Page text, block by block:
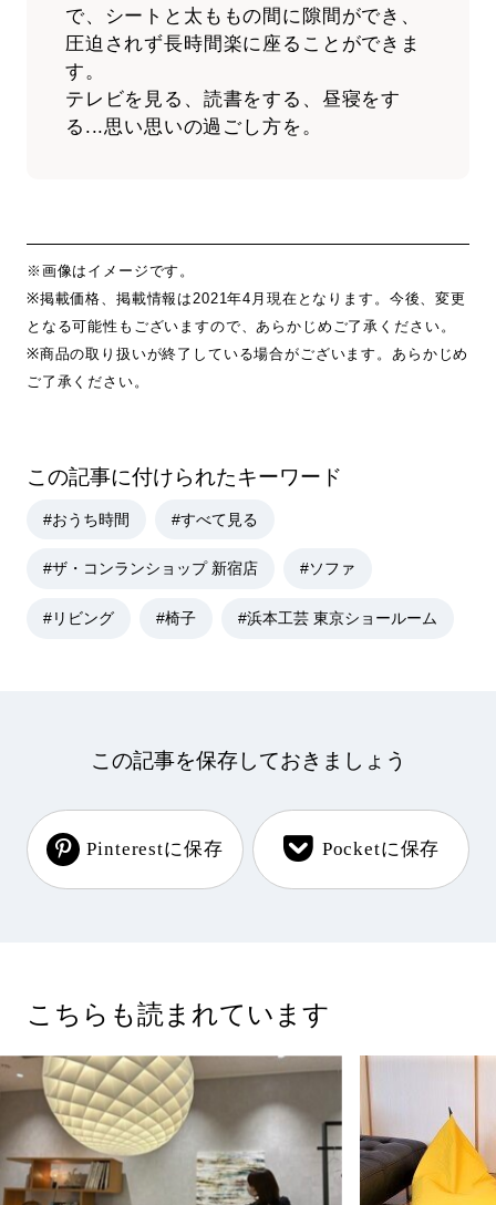
で、シートと太ももの間に隙間ができ、
圧迫されず長時間楽に座ることができま
す。
テレビを見る、読書をする、昼寝をす
る...思い思いの過ごし方を。
※画像はイメージです。
※掲載価格、掲載情報は2021年4月現在となります。今後、変更
となる可能性もございますので、あらかじめご了承ください。
※商品の取り扱いが終了している場合がございます。あらかじめ
ご了承ください。
この記事に付けられたキーワード
#おうち時間 #すべて見る
#ザ・コンランショップ 新宿店 #ソファ
#リビング #椅子 #浜本工芸 東京ショールーム
この記事を保存しておきましょう
Pinterestに保存 Pocketに保存
こちらも読まれています